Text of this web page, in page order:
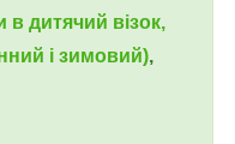
в дитячий візок,
і зимовий),